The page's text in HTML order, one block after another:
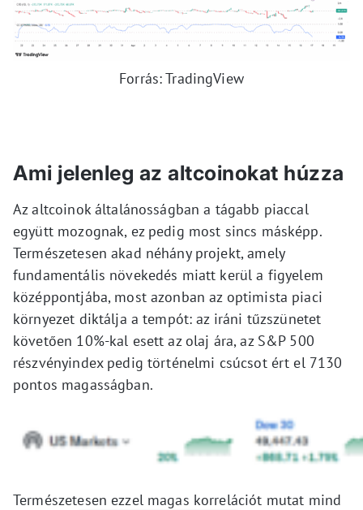
Forrás: TradingView
Ami jelenleg az altcoinokat húzza
Az altcoinok általánosságban a tágabb piaccal
együtt mozognak, ez pedig most sincs másképp.
Természetesen akad néhány projekt, amely
fundamentális növekedés miatt kerül a figyelem
középpontjába, most azonban az optimista piaci
környezet diktálja a tempót: az iráni tűzszünetet
követően 10%-kal esett az olaj ára, az S&P 500
részvényindex pedig történelmi csúcsot ért el 7130
pontos magasságban.
Természetesen ezzel magas korrelációt mutat mind